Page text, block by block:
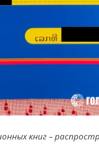
онных книг –